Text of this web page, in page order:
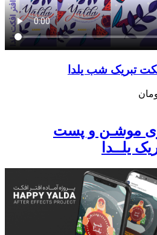
تبریک شب یلدا
موشـن و پست
یلــدا